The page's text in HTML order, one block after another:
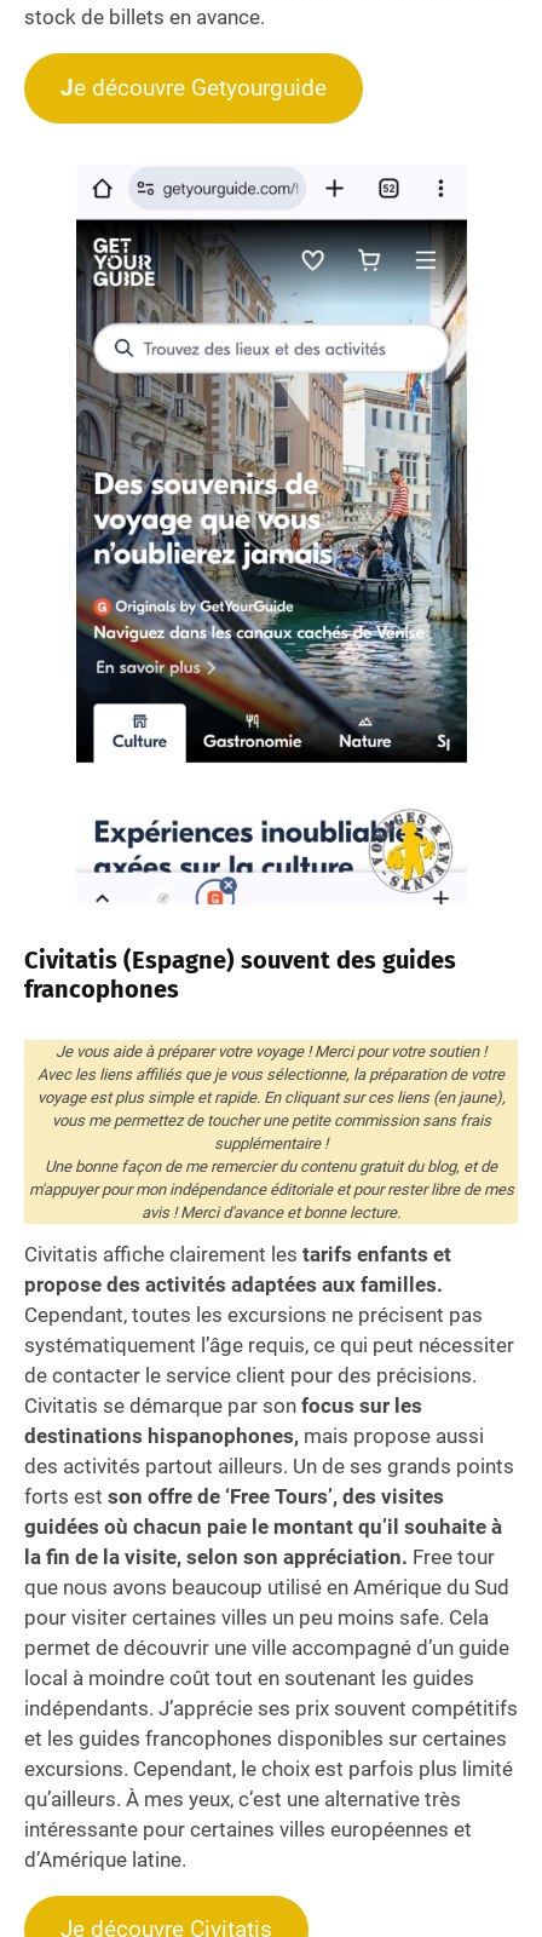
stock de billets en avance.
Je découvre Getyourguide
Civitatis (Espagne) souvent des guides
francophones
Je vous aide à préparer votre voyage ! Merci pour votre soutien !
Avec les liens affiliés que je vous sélectionne, la préparation de votre
voyage est plus simple et rapide. En cliquant sur ces liens (en jaune),
vous me permettez de toucher une petite commission sans frais
supplémentaire !
Une bonne façon de me remercier du contenu gratuit du blog, et de
m'appuyer pour mon indépendance éditoriale et pour rester libre de mes
avis ! Merci d'avance et bonne lecture.
Civitatis affiche clairement les tarifs enfants et
propose des activités adaptées aux familles.
Cependant, toutes les excursions ne précisent pas
systématiquement l’âge requis, ce qui peut nécessiter
de contacter le service client pour des précisions.
Civitatis se démarque par son focus sur les
destinations hispanophones, mais propose aussi
des activités partout ailleurs. Un de ses grands points
forts est son offre de ‘Free Tours’, des visites
guidées où chacun paie le montant qu’il souhaite à
la fin de la visite, selon son appréciation. Free tour
que nous avons beaucoup utilisé en Amérique du Sud
pour visiter certaines villes un peu moins safe. Cela
permet de découvrir une ville accompagné d’un guide
local à moindre coût tout en soutenant les guides
indépendants. J’apprécie ses prix souvent compétitifs
et les guides francophones disponibles sur certaines
excursions. Cependant, le choix est parfois plus limité
qu’ailleurs. À mes yeux, c’est une alternative très
intéressante pour certaines villes européennes et
d’Amérique latine.
Je découvre Civitatis